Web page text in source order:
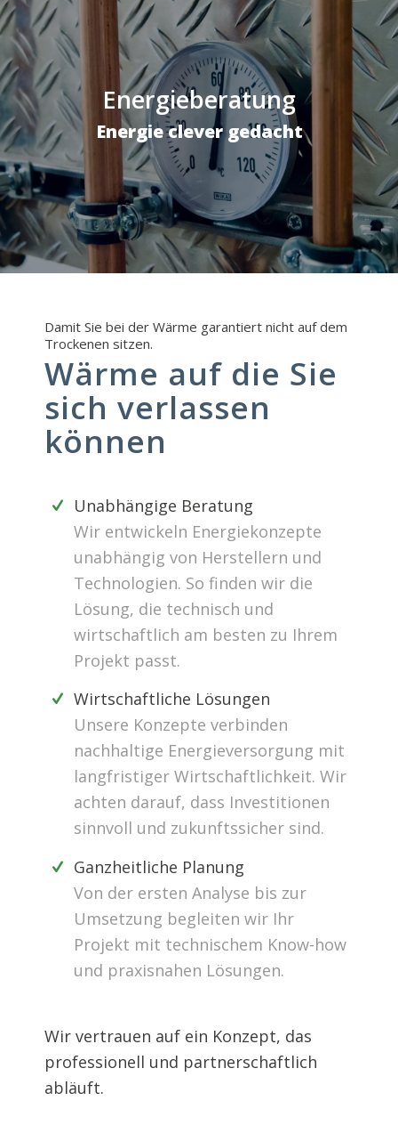
Energieberatung
Energie clever gedacht
Damit Sie bei der Wärme garantiert nicht auf dem
Trockenen sitzen.
Wärme auf die Sie
sich verlassen
können
Unabhängige Beratung
Wir entwickeln Energiekonzepte
unabhängig von Herstellern und
Technologien. So finden wir die
Lösung, die technisch und
wirtschaftlich am besten zu Ihrem
Projekt passt.
Wirtschaftliche Lösungen
Unsere Konzepte verbinden
nachhaltige Energieversorgung mit
langfristiger Wirtschaftlichkeit. Wir
achten darauf, dass Investitionen
sinnvoll und zukunftssicher sind.
Ganzheitliche Planung
Von der ersten Analyse bis zur
Umsetzung begleiten wir Ihr
Projekt mit technischem Know-how
und praxisnahen Lösungen.
Wir vertrauen auf ein Konzept, das
professionell und partnerschaftlich
abläuft.